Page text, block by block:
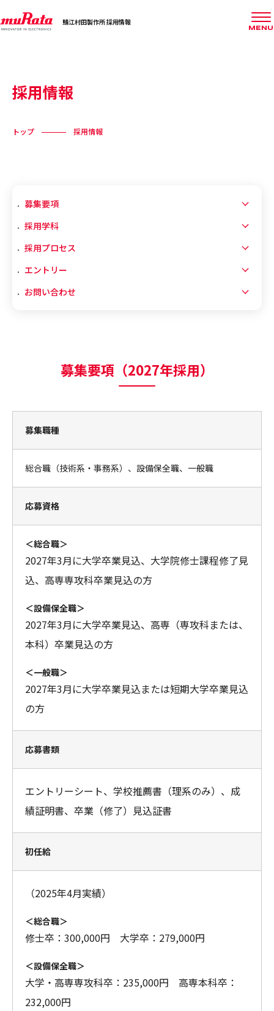
鯖江村田製作所 採用情報
MENU
採用情報
トップ 採用情報
募集要項
採用学科
採用プロセス
エントリー
お問い合わせ
募集要項（2027年採用）
募集職種
総合職（技術系・事務系）、設備保全職、一般職
応募資格
＜総合職＞
2027年3月に大学卒業見込、大学院修士課程修了見
込、高専専攻科卒業見込の方
＜設備保全職＞
2027年3月に大学卒業見込、高専（専攻科または、
本科）卒業見込の方
＜一般職＞
2027年3月に大学卒業見込または短期大学卒業見込
の方
応募書類
エントリーシート、学校推薦書（理系のみ）、成
績証明書、卒業（修了）見込証書
初任給
（2025年4月実績）
＜総合職＞
修士卒：300,000円 大学卒：279,000円
＜設備保全職＞
大学・高専専攻科卒：235,000円 高専本科卒：
232,000円